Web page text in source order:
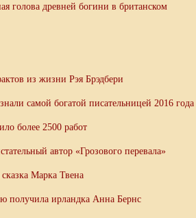
голова древней богини в британском
из жизни Рэя Брэдбери
самой богатой писательницей 2016 года
более 2500 работ
автор «Грозового перевала»
Марка Твена
получила ирландка Анна Бернс